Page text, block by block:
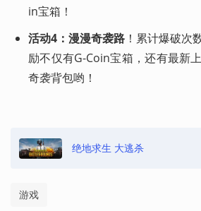
in宝箱！
活动4：漫漫奇袭路 ！累计爆破次
励不仅有G-Coin宝箱，还有最新
奇袭背包哟！
绝地求生 大逃杀
游戏